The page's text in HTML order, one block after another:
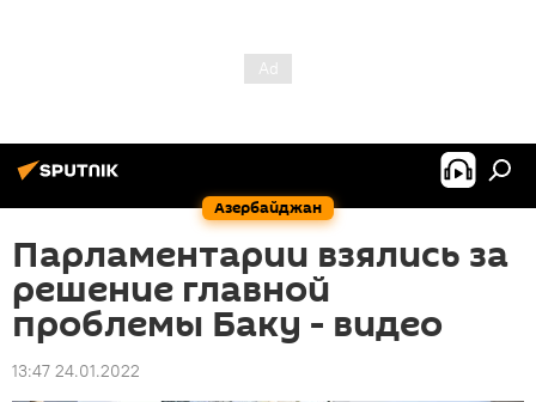
Азербайджан
Парламентарии взялись за
решение главной
проблемы Баку - видео
13:47 24.01.2022